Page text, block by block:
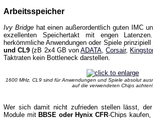
Arbeitsspeicher
Ivy Bridgehat einen außerordentlich guten IMC
exzellenten Speichertakt mit engen
herkömmliche Anwendungen oder Spiele
und CL9 (zB 2x4 GB vonADATA ,Corsair,
Taktraten kein Bottleneck darstellen.
1600 MHz, CL9 sind für Anwendungen und Spiele absolut
auf die verwendeten Chips achten!
Wer sich damit nicht zufrieden stellen lässt,
Module mitBBSE oder Hynix CFR-Chips kaufen,